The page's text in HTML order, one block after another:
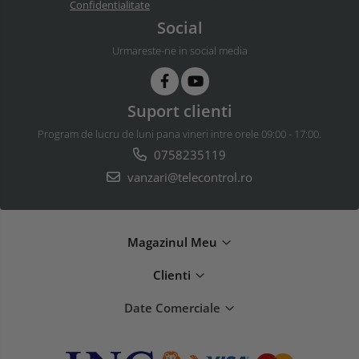
Confidentialitate
Social
Urmareste-ne in social media
Suport clienti
Program de lucru de luni pana vineri intre orele 09:00 - 17:00.
0758235119
vanzari@telecontrol.ro
Magazinul Meu
Clienti
Date Comerciale